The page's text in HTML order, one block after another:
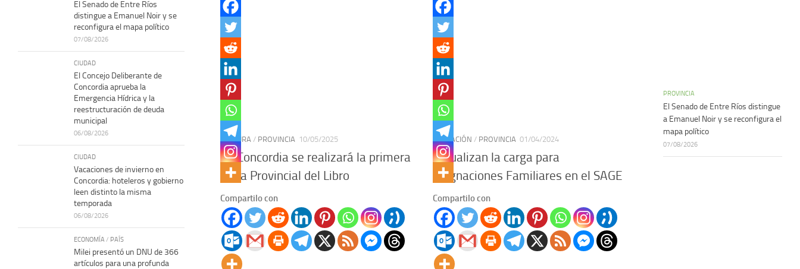
CULTURA / PROVINCIA 10/05/2025
En Concordia se realizará la primera
Feria Provincial del Libro
Compartilo con
EDUCACIÓN / PROVINCIA 01/04/2024
Actualizan la carga para
Asignaciones Familiares en el SAGE
Compartilo con
El Senado de Entre Ríos
distingue a Emanuel Noir y se
reconfigura el mapa político
07/08/2026
CIUDAD
El Concejo Deliberante de
Concordia aprueba la
Emergencia Hídrica y la
reestructuración de deuda
municipal
06/08/2026
CIUDAD
Vacaciones de invierno en
Concordia: hoteleros y gobierno
leen distinto la misma
temporada
06/08/2026
ECONOMÍA / PAÍS
Milei presentó un DNU de 366
artículos para una profunda
PROVINCIA
El Senado de Entre Ríos distingue
a Emanuel Noir y se reconfigura el
mapa político
07/08/2026